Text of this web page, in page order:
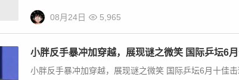
08月24日 5,965
小胖反手暴冲加穿越，展现谜之微笑 国际乒坛6
小胖反手暴冲加穿越，展现谜之微笑 国际乒坛6月十佳